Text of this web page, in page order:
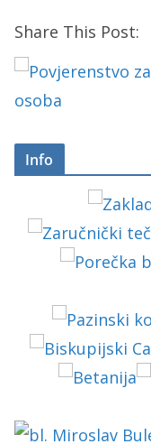
Share This Post:
Info